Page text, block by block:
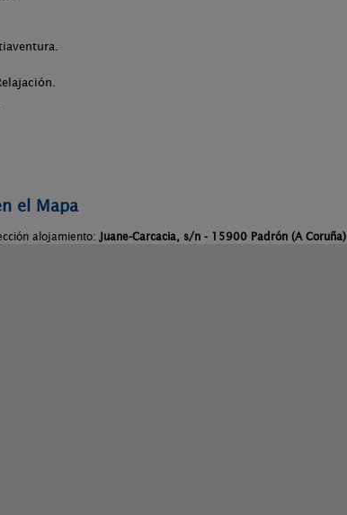
el Mapa
alojamiento:Juane-Carcacia, s/n - 15900 Padrón (A Coruña)